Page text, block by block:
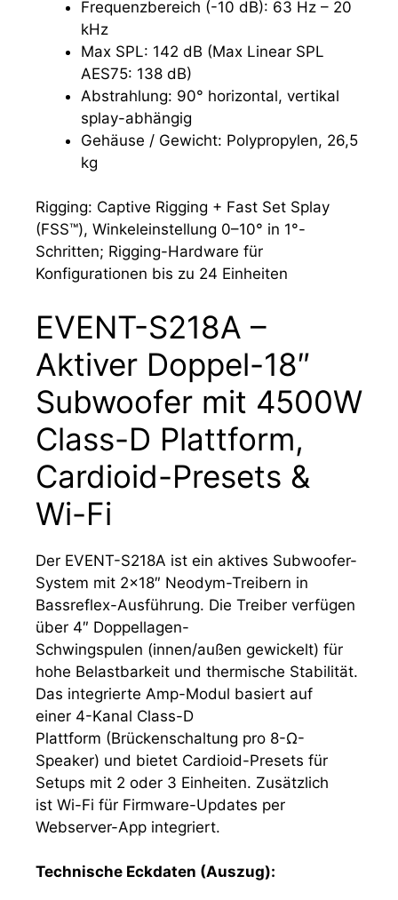
Frequenzbereich (-10 dB): 63 Hz – 20
kHz
Max SPL: 142 dB (Max Linear SPL
AES75: 138 dB)
Abstrahlung: 90° horizontal, vertikal
splay-abhängig
Gehäuse / Gewicht: Polypropylen, 26,5
kg
Rigging: Captive Rigging + Fast Set Splay
(FSS™), Winkeleinstellung 0–10° in 1°-
Schritten; Rigging-Hardware für
Konfigurationen bis zu 24 Einheiten
EVENT-S218A –
Aktiver Doppel-18″
Subwoofer mit 4500W
Class-D Plattform,
Cardioid-Presets &
Wi-Fi
Der EVENT-S218A ist ein aktives Subwoofer-
System mit 2×18″ Neodym-Treibern in
Bassreflex-Ausführung. Die Treiber verfügen
über 4″ Doppellagen-
Schwingspulen (innen/außen gewickelt) für
hohe Belastbarkeit und thermische Stabilität.
Das integrierte Amp-Modul basiert auf
einer 4-Kanal Class-D
Plattform (Brückenschaltung pro 8-Ω-
Speaker) und bietet Cardioid-Presets für
Setups mit 2 oder 3 Einheiten. Zusätzlich
ist Wi-Fi für Firmware-Updates per
Webserver-App integriert.
Technische Eckdaten (Auszug):